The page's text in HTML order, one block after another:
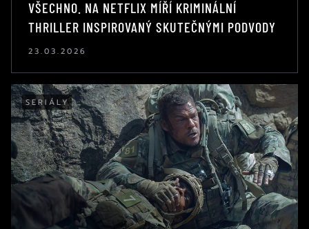
VŠECHNO. NA NETFLIX MÍŘÍ KRIMINÁLNÍ
THRILLER INSPIROVANÝ SKUTEČNÝMI PODVODY
23.03.2026
SERIÁLY